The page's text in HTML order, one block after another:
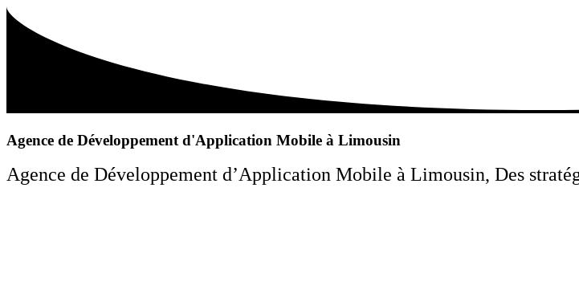
Agence de Développement d'Application Mobile à Limousin
Agence de Développement d’Application Mobile à Limousin, Des